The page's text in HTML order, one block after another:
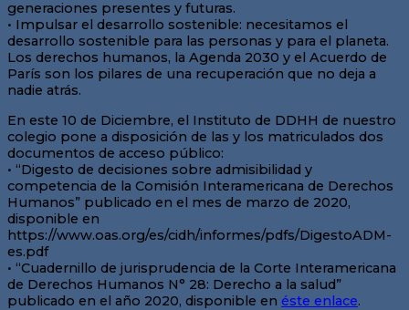
generaciones presentes y futuras.
• Impulsar el desarrollo sostenible: necesitamos el
desarrollo sostenible para las personas y para el planeta.
Los derechos humanos, la Agenda 2030 y el Acuerdo de
París son los pilares de una recuperación que no deja a
nadie atrás.
En este 10 de Diciembre, el Instituto de DDHH de nuestro
colegio pone a disposición de las y los matriculados dos
documentos de acceso público:
• “Digesto de decisiones sobre admisibilidad y
competencia de la Comisión Interamericana de Derechos
Humanos” publicado en el mes de marzo de 2020,
disponible en
https://www.oas.org/es/cidh/informes/pdfs/DigestoADM-
es.pdf
• “Cuadernillo de jurisprudencia de la Corte Interamericana
de Derechos Humanos N° 28: Derecho a la salud”
publicado en el año 2020, disponible en éste enlace.